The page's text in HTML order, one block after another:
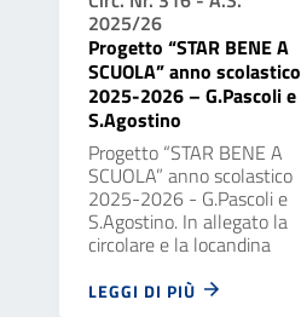
2025/26
Progetto “STAR BENE A
SCUOLA” anno scolastico
2025-2026 – G.Pascoli e
S.Agostino
Progetto “STAR BENE A
SCUOLA” anno scolastico
2025-2026 - G.Pascoli e
S.Agostino. In allegato la
circolare e la locandina
LEGGI DI PIÙ